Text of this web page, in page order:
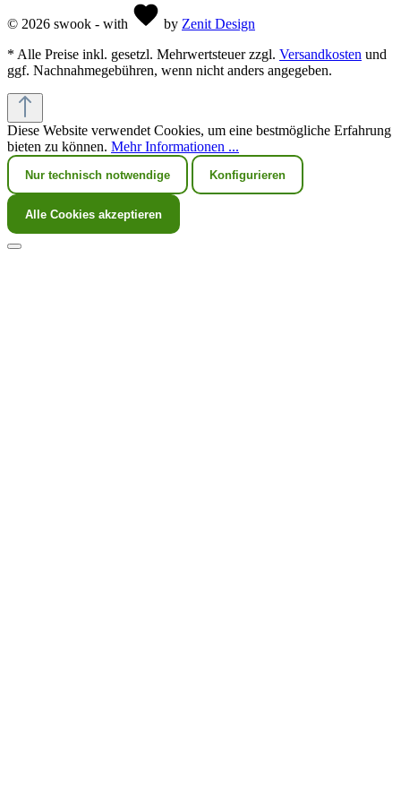
© 2026 swook - with by Zenit Design
* Alle Preise inkl. gesetzl. Mehrwertsteuer zzgl. Versandkosten und
ggf. Nachnahmegebühren, wenn nicht anders angegeben.
Diese Website verwendet Cookies, um eine bestmögliche Erfahrung
bieten zu können. Mehr Informationen ...
Nur technisch notwendige Konfigurieren
Alle Cookies akzeptieren